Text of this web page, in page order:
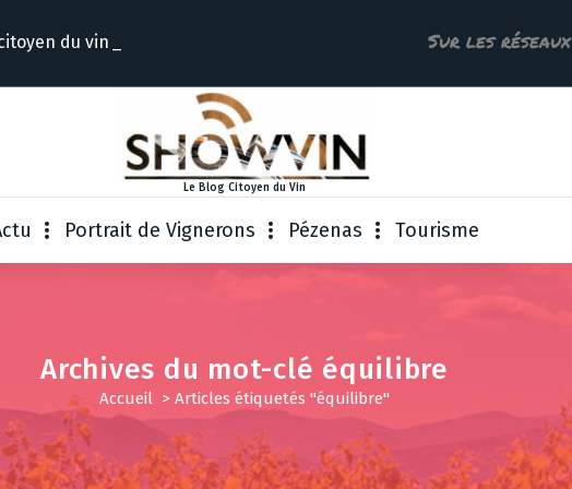
d Sur les réseaux
Le Blog Citoyen du Vin
Portrait de Vignerons Pézenas Tourisme
Archives du mot-clé équilibre
Accueil > Articles étiquetés "équilibre"